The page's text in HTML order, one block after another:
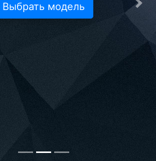
Выбрать модель